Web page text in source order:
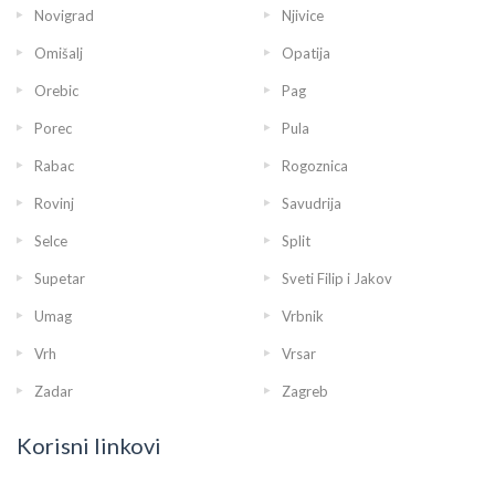
Novigrad Njivice
Omišalj Opatija
Orebic Pag
Porec Pula
Rabac Rogoznica
Rovinj Savudrija
Selce Split
Supetar Sveti Filip i Jakov
Umag Vrbnik
Vrh Vrsar
Zadar Zagreb
Korisni linkovi